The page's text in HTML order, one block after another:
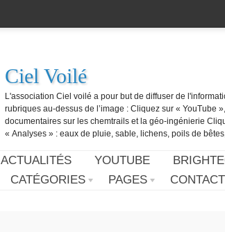
Ciel Voilé
L'association Ciel voilé a pour but de diffuser de
rubriques au-dessus de l’image : Cliquez sur « YouTube
documentaires sur les chemtrails et la géo-ingénierie
« Analyses » : eaux de pluie, sable, lichens, poils de
ACTUALITÉS YOUTUBE
CATÉGORIES PAGES CONTACT